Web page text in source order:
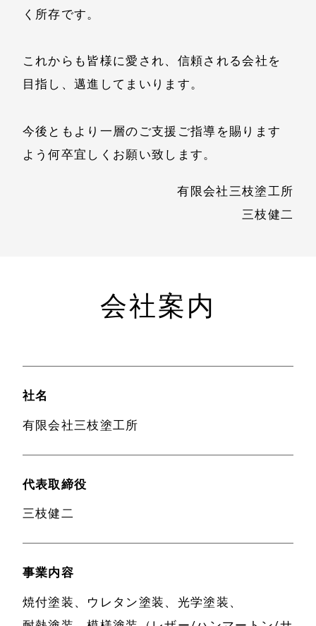
く所存です。
これからも皆様に愛され、信頼される会社を
目指し、邁進してまいります。
今後ともより一層のご支援ご指導を賜ります
よう何卒宜しくお願い致します。
有限会社三枝塗工所
三枝健二
会社案内
社名
有限会社三枝塗工所
代表取締役
三枝健二
事業内容
焼付塗装、ウレタン塗装、光学塗装、